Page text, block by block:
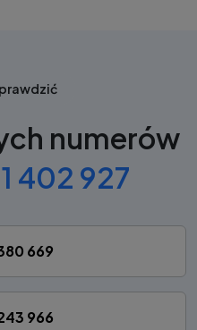
numerów
402 927
669
966